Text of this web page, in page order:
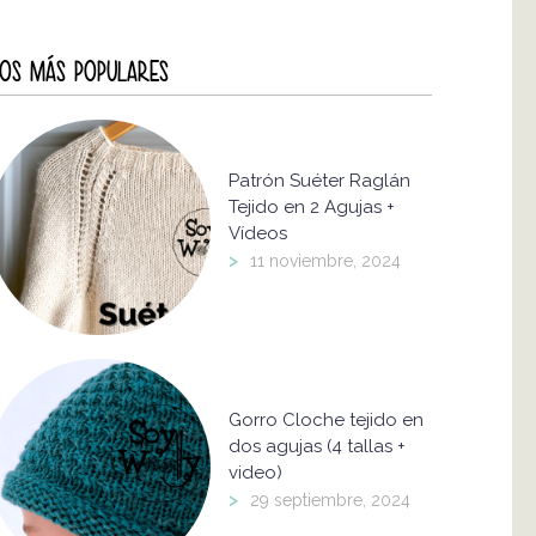
MÁS POPULARES
Patrón Suéter Raglán
Tejido en 2 Agujas +
Vídeos
> 11 noviembre, 2024
Gorro Cloche tejido en
dos agujas (4 tallas +
video)
> 29 septiembre, 2024